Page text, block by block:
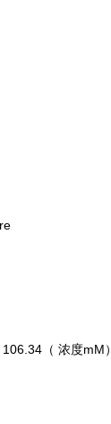
（ 浓度mM）